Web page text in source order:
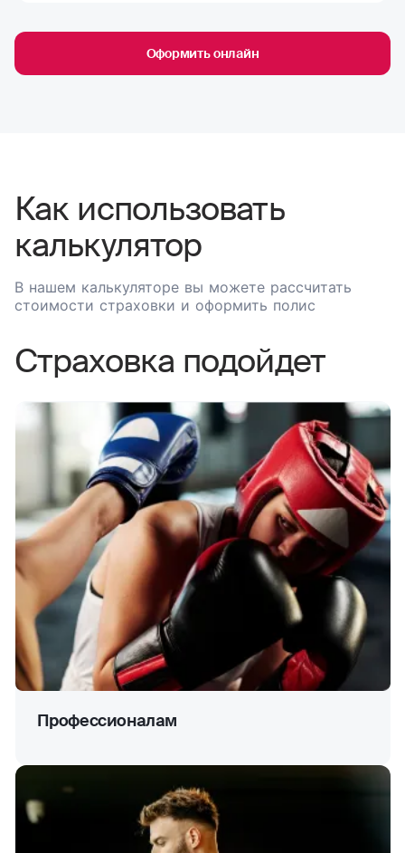
Оформить онлайн
Как использовать
калькулятор
В нашем калькуляторе вы можете рассчитать
стоимости страховки и оформить полис
Страховка подойдет
Профессионалам